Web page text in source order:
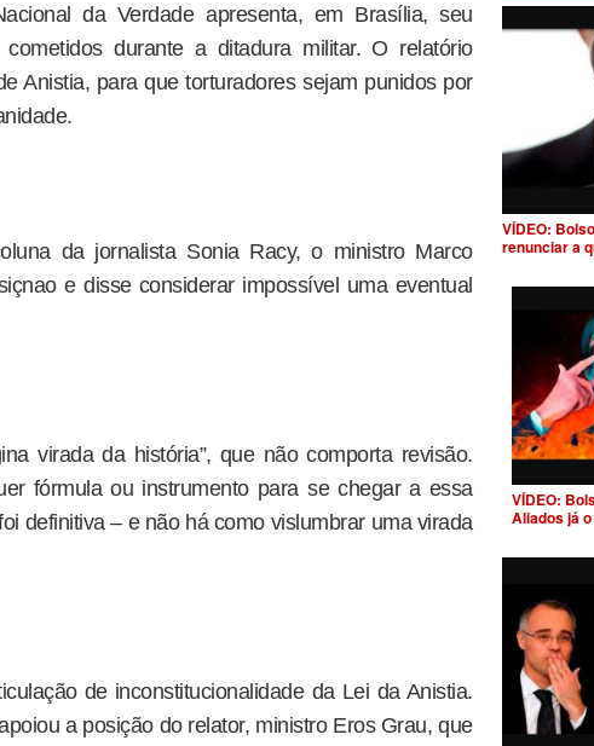
da Verdade apresenta, em Brasília, seu
durante a ditadura militar. O relatório
Anistia, para que torturadores sejam punidos por
da jornalista Sonia Racy, o ministro Marco
e disse considerar impossível uma eventual
virada da história”, que não comporta revisão.
fórmula ou instrumento para se chegar a essa
definitiva – e não há como vislumbrar uma virada
de inconstitucionalidade da Lei da Anistia.
a posição do relator, ministro Eros Grau, que
VÍDEO:
renunciar a
VÍDEO:
Aliados já